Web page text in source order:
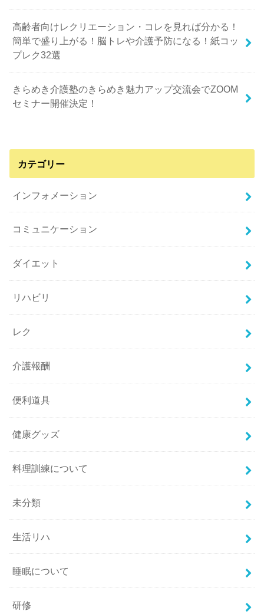
高齢者向けレクリエーション・コレを見れば分かる！
簡単で盛り上がる！脳トレや介護予防になる！紙コッ
プレク32選
きらめき介護塾のきらめき魅力アップ交流会でZOOM
セミナー開催決定！
カテゴリー
インフォメーション
コミュニケーション
ダイエット
リハビリ
レク
介護報酬
便利道具
健康グッズ
料理訓練について
未分類
生活リハ
睡眠について
研修